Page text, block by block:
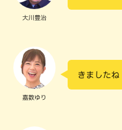
大川豊治
嘉数ゆり
きましたね